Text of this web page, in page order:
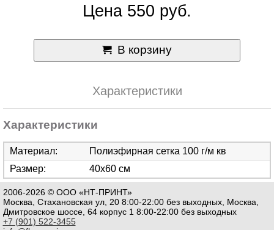
Цена 550 руб.
В корзину
Характеристики
Характеристики
Материал:
Полиэфирная сетка 100 г/м кв
Размер:
40х60 см
2006-2026 © ООО «НТ-ПРИНТ»
Москва, Стахановская ул, 20 8:00-22:00 без выходных, Москва,
Дмитровское шоссе, 64 корпус 1 8:00-22:00 без выходных
+7 (901) 522-3455